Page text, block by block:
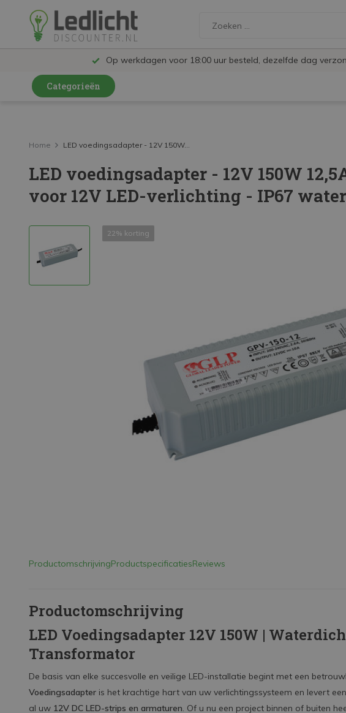
Op werkdagen voor 18:00 uur besteld, dezelfde dag
Categorieën
LED Railspots
LED Panelen
LED TL
LED Schijnwerpers
LED High Bay lampen
Home LED voedingsadapter - 12V 150W...
LED voedingsadapter - 12V 150W
voor 12V LED-verlichting - IP67
22% korting
ProductomschrijvingProductspecificatiesReviews
Productomschrijving
LED Voedingsadapter 12V 150W |
Transformator
De basis van elke succesvolle en veilige LED-installatie begint met een
Voedingsadapter is het krachtige hart van uw verlichtingssysteem en levert
al uw 12V DC LED-strips en armaturen. Of u nu een project binnen of buiten